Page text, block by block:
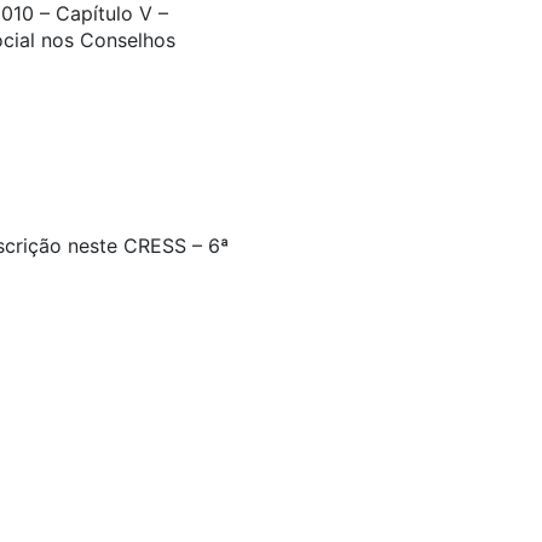
– Capítulo V –
nos Conselhos
neste CRESS – 6ª